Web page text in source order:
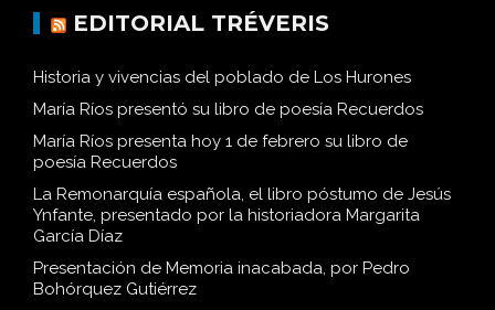
EDITORIAL TRÉVERIS
Historia y vivencias del poblado de Los Hurones
María Ríos presentó su libro de poesía Recuerdos
María Ríos presenta hoy 1 de febrero su libro de
poesía Recuerdos
La Remonarquía española, el libro póstumo de Jesús
Ynfante, presentado por la historiadora Margarita
García Díaz
Presentación de Memoria inacabada, por Pedro
Bohórquez Gutiérrez